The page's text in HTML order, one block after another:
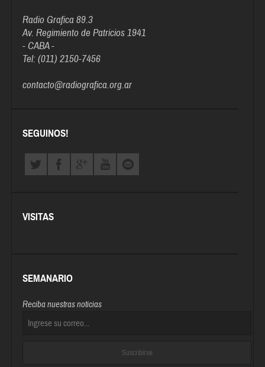
Radio Grafica 89.3
Av. Regimiento de Patricios 1941
- CABA -
Tel: (011) 2150-7456
contacto@radiografica.org.ar
SEGUINOS!
VISITAS
SEMANARIO
Reciba nuestras noticias